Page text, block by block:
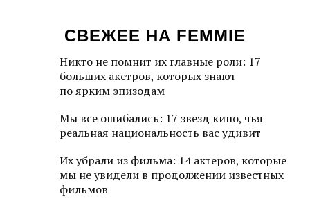
СВЕЖЕЕ НА FEMMIE
Никто не помнит их главные роли: 17
больших акетров, которых знают
по ярким эпизодам
Мы все ошибались: 17 звезд кино, чья
реальная национальность вас удивит
Их убрали из фильма: 14 актеров, которые
мы не увидели в продолжении известных
фильмов